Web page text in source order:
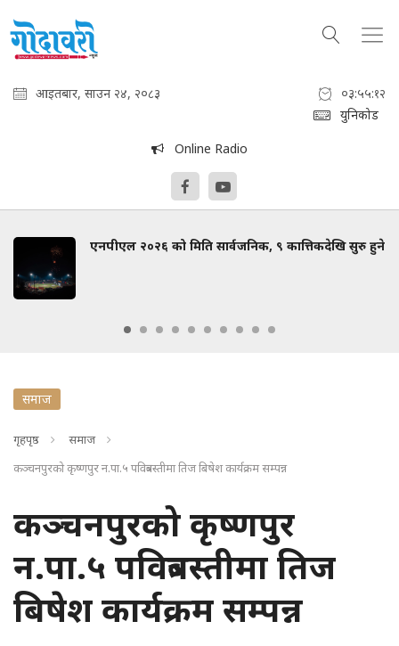
आइतबार, साउन २४, २०८३
०३:५५:१३
युनिकोड
Online Radio
एनपीएल २०२६ को मिति सार्वजनिक, ९ कात्तिकदेखि सुरु हुने
समाज
गृहपृष्ठ
समाज
कञ्चनपुरको कृष्णपुर न.पा.५ पवित्रबस्तीमा तिज बिषेश कार्यक्रम सम्पन्न
कञ्चनपुरको कृष्णपुर
न.पा.५ पवित्रबस्तीमा तिज
बिषेश कार्यक्रम सम्पन्न